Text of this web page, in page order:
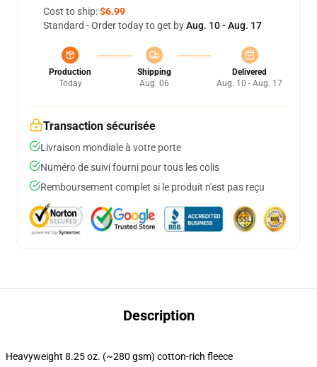
Cost to ship:$6.99
Standard - Order today to get byAug. 10 - Aug. 17
Production
Today
Shipping
Aug. 06
Delivered
Aug. 10 - Aug. 17
Transaction sécurisée
Livraison mondiale à votre porte
Numéro de suivi fourni pour tous les colis
Remboursement complet si le produit n'est pas reçu
Description
Heavyweight 8.25 oz. (~280 gsm) cotton-rich fleece